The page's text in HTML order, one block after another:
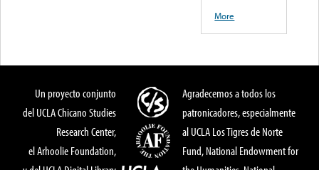
More
Un proyecto conjunto
del UCLA Chicano Studies
Research Center,
el Arhoolie Foundation,
Agradecemos a todos los
patronicadores, especialmente
al UCLA Los Tigres de Norte
Fund, National Endowment for